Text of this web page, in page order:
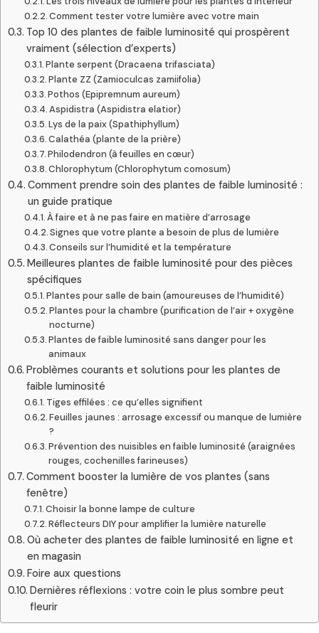
Comment tester votre lumière avec votre main
Top 10 des plantes de faible luminosité qui prospèrent
vraiment (sélection d’experts)
Plante serpent (Dracaena trifasciata)
Plante ZZ (Zamioculcas zamiifolia)
Pothos (Epipremnum aureum)
Aspidistra (Aspidistra elatior)
Lys de la paix (Spathiphyllum)
Calathéa (plante de la prière)
Philodendron (à feuilles en cœur)
Chlorophytum (Chlorophytum comosum)
Comment prendre soin des plantes de faible luminosité :
un guide pratique
À faire et à ne pas faire en matière d’arrosage
Signes que votre plante a besoin de plus de lumière
Conseils sur l’humidité et la température
Meilleures plantes de faible luminosité pour des pièces
spécifiques
Plantes pour salle de bain (amoureuses de l’humidité)
Plantes pour la chambre (purification de l’air + oxygène
nocturne)
Plantes de faible luminosité sans danger pour les
animaux
Problèmes courants et solutions pour les plantes de
faible luminosité
Tiges effilées : ce qu’elles signifient
Feuilles jaunes : arrosage excessif ou manque de lumière
?
Prévention des nuisibles en faible luminosité (araignées
rouges, cochenilles farineuses)
Comment booster la lumière de vos plantes (sans
fenêtre)
Choisir la bonne lampe de culture
Réflecteurs DIY pour amplifier la lumière naturelle
Où acheter des plantes de faible luminosité en ligne et
en magasin
Foire aux questions
Dernières réflexions : votre coin le plus sombre peut
fleurir